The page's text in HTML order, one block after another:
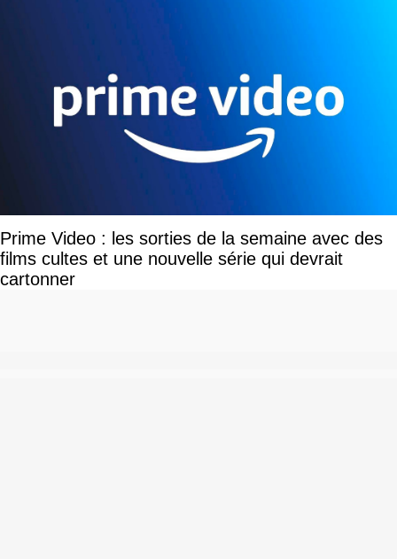
Prime Video : les sorties de la semaine avec des
films cultes et une nouvelle série qui devrait
cartonner